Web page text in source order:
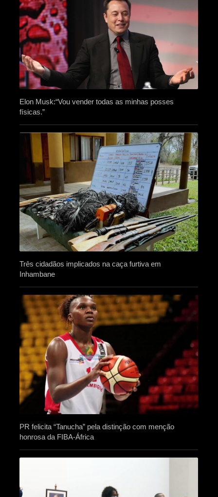
Elon Musk:“Vou vender todas as minhas posses
físicas.”
Três cidadãos implicados na caça furtiva em
Inhambane
PR felicita “Tanucha” pela distinção com menção
honrosa da FIBA-África